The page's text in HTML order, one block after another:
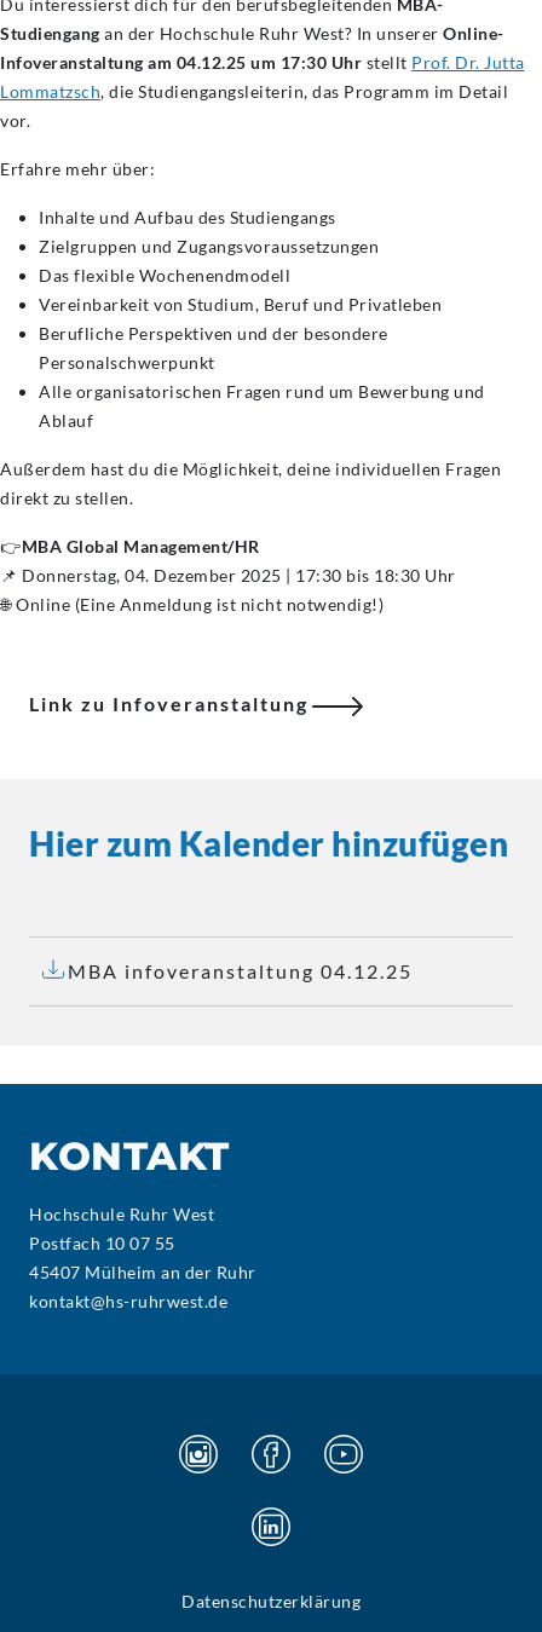
Studiengang an der Hochschule Ruhr West? In unserer Online-
Infoveranstaltung am 04.12.25 um 17:30 Uhr stellt Prof. Dr. Jutta
Lommatzsch, die Studiengangsleiterin, das Programm im Detail
vor.
Erfahre mehr über:
Inhalte und Aufbau des Studiengangs
Zielgruppen und Zugangsvoraussetzungen
Das flexible Wochenendmodell
Vereinbarkeit von Studium, Beruf und Privatleben
Berufliche Perspektiven und der besondere
Personalschwerpunkt
Alle organisatorischen Fragen rund um Bewerbung und
Ablauf
Außerdem hast du die Möglichkeit, deine individuellen Fragen
direkt zu stellen.
👉MBA Global Management/HR
📌 Donnerstag, 04. Dezember 2025 | 17:30 bis 18:30 Uhr
🌐 Online (Eine Anmeldung ist nicht notwendig!)
Link zu Infoveranstaltung
Hier zum Kalender hinzufügen
MBA infoveranstaltung 04.12.25
KONTAKT
Hochschule Ruhr West
Postfach 10 07 55
45407 Mülheim an der Ruhr
kontakt@hs-ruhrwest.de
Datenschutzerklärung